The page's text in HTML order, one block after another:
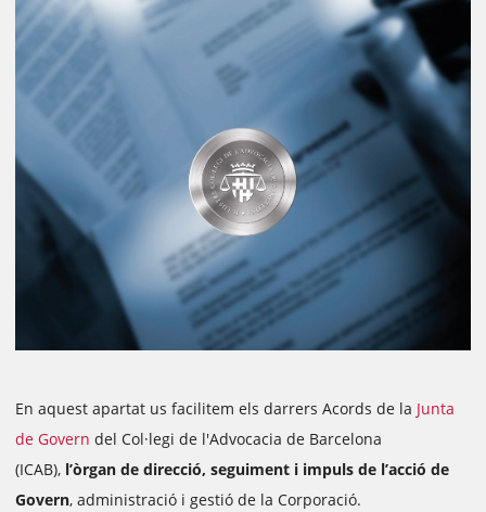
En aquest apartat us facilitem els darrers Acords de la Junta
de Govern del Col·legi de l'Advocacia de Barcelona
(ICAB), l’òrgan de direcció, seguiment i impuls de l’acció de
Govern, administració i gestió de la Corporació.